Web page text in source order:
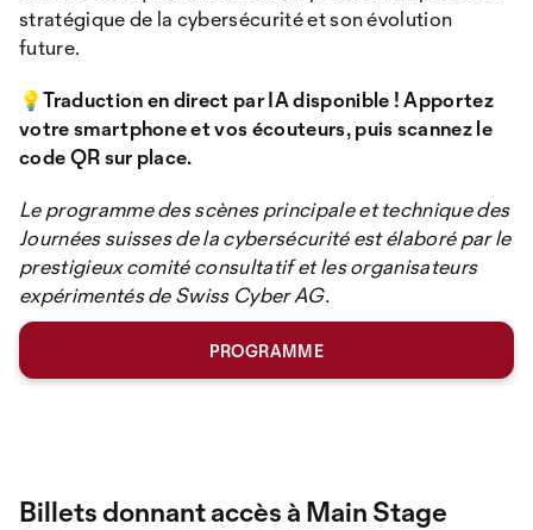
stratégique de la cybersécurité et son évolution
future.
💡Traduction en direct par IA disponible ! Apportez
votre smartphone et vos écouteurs, puis scannez le
code QR sur place.
Le programme des scènes principale et technique des
Journées suisses de la cybersécurité est élaboré par le
prestigieux comité consultatif et les organisateurs
expérimentés de Swiss Cyber ​​AG.
PROGRAMME
Billets donnant accès à Main Stage